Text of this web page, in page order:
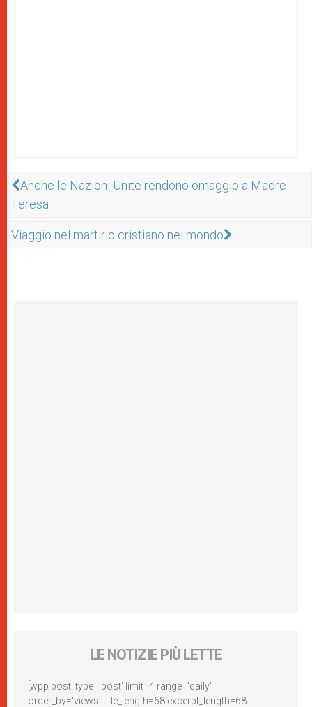
Anche le Nazioni Unite rendono omaggio a Madre
Teresa
Viaggio nel martirio cristiano nel mondo
LE NOTIZIE PIÙ LETTE
[wpp post_type='post' limit=4 range='daily'
order_by='views' title_length=68 excerpt_length=68